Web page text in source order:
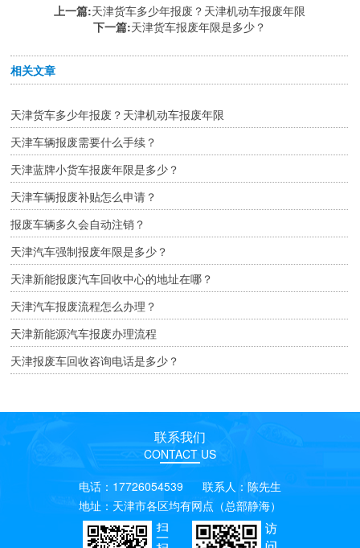
上一篇:天津货车多少年报废？天津机动车报废年限
下一篇:天津货车报废年限是多少？
相关文章
天津货车多少年报废？天津机动车报废年限
天津车辆报废需要什么手续？
天津蓝牌小货车报废年限是多少？
天津车辆报废补贴怎么申请？
报废车辆多久会自动注销？
天津汽车强制报废年限是多少？
天津新能报废汽车回收中心的地址在哪？
天津汽车报废流程怎么办理？
天津新能源汽车报废办理流程
天津报废车回收咨询电话是多少？
联系我们
CONTACT US
电话：17726054539 联系人：陈先生
地址：天津市各区均有网点（总部静海）